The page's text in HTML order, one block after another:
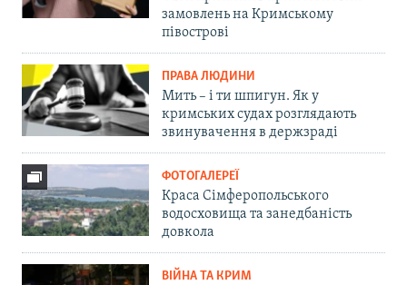
замовлень на Кримському
півострові
ПРАВА ЛЮДИНИ
Мить – і ти шпигун. Як у
кримських судах розглядають
звинувачення в держзраді
ФОТОГАЛЕРЕЇ
Краса Сімферопольського
водосховища та занедбаність
довкола
ВІЙНА ТА КРИМ